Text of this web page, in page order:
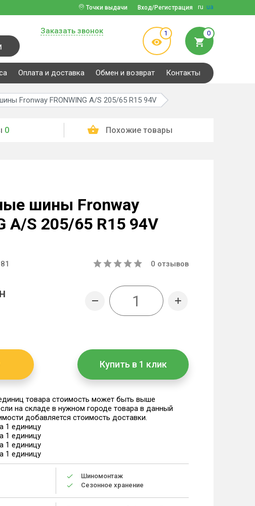
ru ua
Вход/Регистрация
Точки выдачи
Заказать звонок 1 0
Оплата и доставка Обмен и возврат Контакты
Fronway FRONWING A/S 205/65 R15 94V
0 Похожие товары
шины Fronway
A/S 205/65 R15 94V
0 отзывов
Купить в 1 клик
товара стоимость может быть выше
на складе в нужном городе товара в данный
добавляется стоимость доставки.
1 единицу
1 единицу
1 единицу
1 единицу
Шиномонтаж
Сезонное хранение